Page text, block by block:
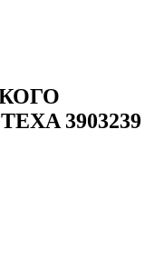
3903239